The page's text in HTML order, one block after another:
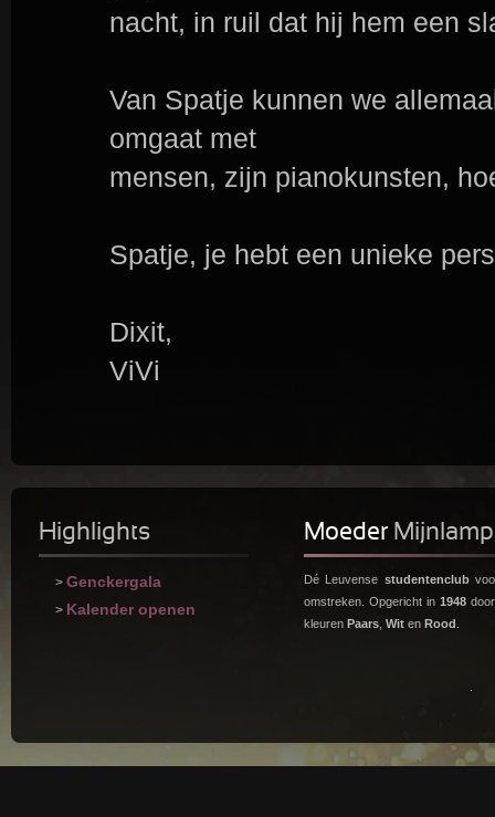
nacht, in ruil dat hij hem een
Van Spatje kunnen we
omgaat met
mensen, zijn pianokunsten,
Spatje, je hebt een unieke
Dixit,
ViVi
Highlights
> Genckergala
> Kalender openen
Moeder Mijnlamp
Dé Leuvense studentenclub
omstreken. Opgericht in 1948
kleuren Paars Wit en Rood